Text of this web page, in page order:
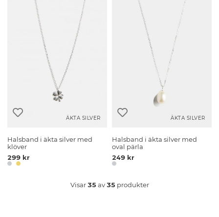
ÄKTA SILVER
Halsband i äkta silver med
klöver
299 kr
ÄKTA SILVER
Halsband i äkta silver med
oval pärla
249 kr
Visar35 av35 produkter